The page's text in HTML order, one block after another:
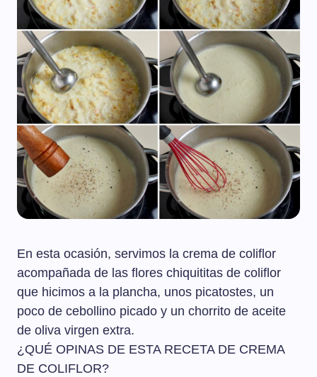
En esta ocasión, servimos la crema de coliflor
acompañada de las flores chiquititas de coliflor
que hicimos a la plancha, unos picatostes, un
poco de cebollino picado y un chorrito de aceite
de oliva virgen extra.
¿QUÉ OPINAS DE ESTA RECETA DE CREMA
DE COLIFLOR?